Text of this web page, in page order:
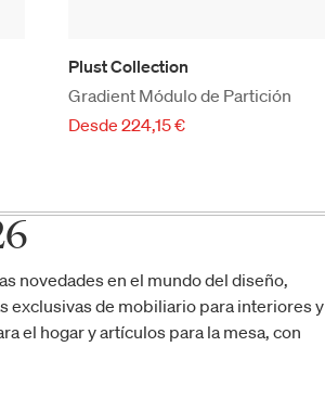
Plust Collection
Gradient Módulo de Partición
Desde 224,15 €
novedades en el mundo del diseño,
exclusivas de mobiliario para interiores y
el hogar y artículos para la mesa, con